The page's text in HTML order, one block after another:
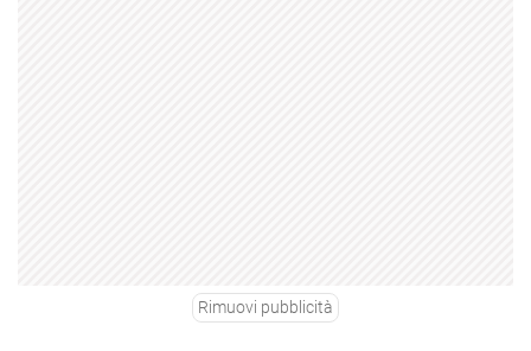
Rimuovi pubblicità